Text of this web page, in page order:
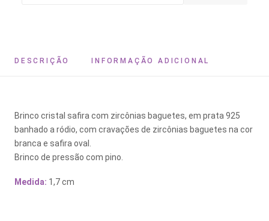
DESCRIÇÃO INFORMAÇÃO ADICIONAL
Brinco cristal safira com zircônias baguetes, em prata 925
banhado a ródio, com cravações de zircônias baguetes na cor
branca e safira oval.
Brinco de pressão com pino.
Medida: 1,7 cm